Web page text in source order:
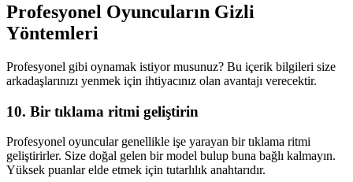
Profesyonel Oyuncuların Gizli
Yöntemleri
Profesyonel gibi oynamak istiyor musunuz? Bu içerik bilgileri size
arkadaşlarınızı yenmek için ihtiyacınız olan avantajı verecektir.
10. Bir tıklama ritmi geliştirin
Profesyonel oyuncular genellikle işe yarayan bir tıklama ritmi
geliştirirler. Size doğal gelen bir model bulup buna bağlı kalmayın.
Yüksek puanlar elde etmek için tutarlılık anahtarıdır.